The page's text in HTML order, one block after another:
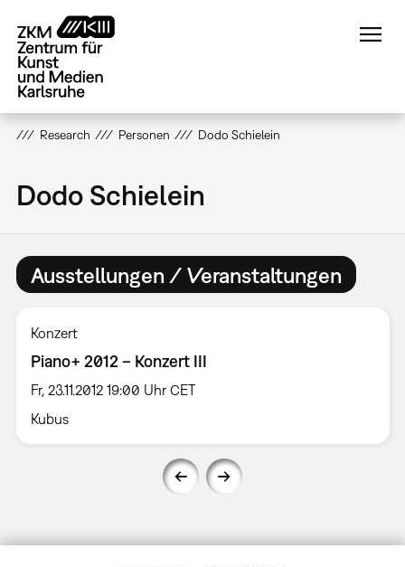
zum
Inhalt
Research Personen Dodo Schielein
Dodo Schielein
Ausstellungen / Veranstaltungen
Konzert
Piano+ 2012 – Konzert III
Fr, 23.11.2012 19:00 Uhr CET
Kubus